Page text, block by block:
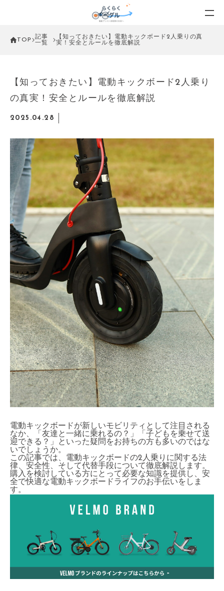
TOP
記事
一覧
【知っておきたい】電動キックボード2人乗りの真
実！安全とルールを徹底解説
【知っておきたい】電動キックボード2人乗り
の真実！安全とルールを徹底解説
2025.04.28
電動キックボードが新しいモビリティとして注目される
なか、「友達と一緒に乗れるの？」「子どもを乗せて送
迎できる？」といった疑問をお持ちの方も多いのではな
いでしょうか。
この記事では、電動キックボードの2人乗りに関する法
律、安全性、そして代替手段について徹底解説します。
購入を検討している方にとって必要な知識を提供し、安
全で快適な電動キックボードライフのお手伝いをしま
す。